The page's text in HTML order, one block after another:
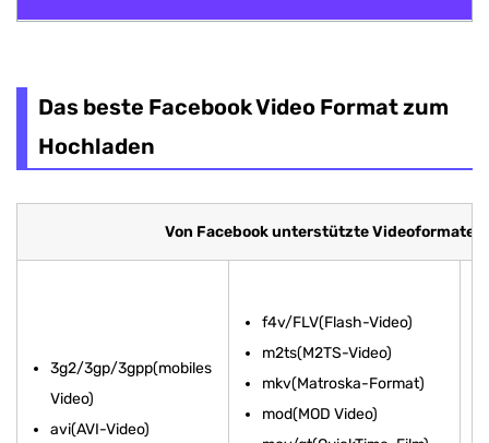
So wird Video in das von Facebook unterstützte
Format konvertiert
FAQS zum Facebook Video Hochladen
Das beste Facebook Video Format zum
Hochladen
Von Facebook unterstützte Videoformate
3g2/3gp/3gpp(mobiles
Video)
avi(AVI-Video)
f4v/FLV(Flash-Video)
m2ts(M2TS-Video)
mkv(Matroska-Format)
mod(MOD Video)